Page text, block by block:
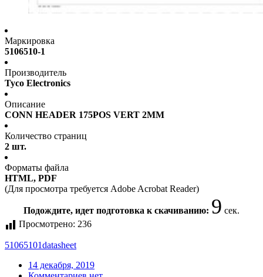
Маркировка
5106510-1
Производитель
Tyco Electronics
Описание
CONN HEADER 175POS VERT 2MM
Количество страниц
2 шт.
Форматы файла
HTML, PDF
(Для просмотра требуется Adobe Acrobat Reader)
Подождите, идет подготовка к скачиванию: 9 сек.
Просмотрено: 236
51065101datasheet
14 декабря, 2019